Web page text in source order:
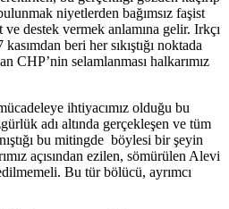
niyetlerden bağımsız faşist
destek vermek anlamına gelir. Irkçı
beri her sıkıştığı noktada
CHP’nin selamlanması halkarımız
ihtiyacımız olduğu bu
adı altında gerçekleşen ve tüm
bu mitingde böylesi bir şeyin
açısından ezilen, sömürülen Alevi
Bu tür bölücü, ayrımcı